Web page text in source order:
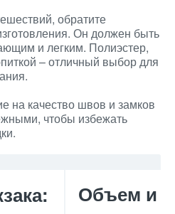
обратите
Он должен быть
и легким. Полиэстер,
– отличный выбор для
на качество швов и замков
чтобы избежать
Объем и